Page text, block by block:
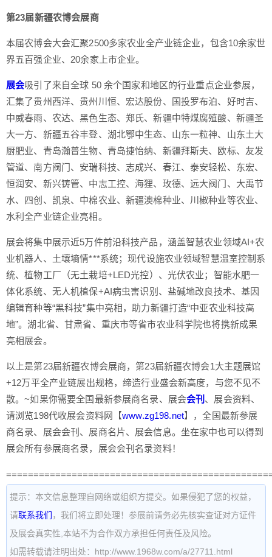
第23届新疆农博会展商
本届农博会大会汇聚2500多家农业全产业链企业，包含10余家世
界五百强企业、20余家上市企业。
展会吸引了来自全球 50 余个国家和地区的行业重点企业参展，
汇集了贵州西洋、贵州川恒、宏达股份、国投罗布泊、好时吉、
中威春雨、农达、黑色生态、郑氏、新疆中特煤腐殖酸、新疆圣
大一方、新疆五谷丰登、湖北鄂中生态、山东一粒神、山东土大
厨肥业、青岛瀚普生物、青岛捷怡纳、新疆拜斯夫、欧标、友发
管道、南方阀门、安瑞科技、志成兴、春江、泰安轻松、东宏、
恒润安、新兴铸管、中志工控、海狸、玫德、远大阀门、大禹节
水、四创、凯泉、中棉农业、新疆澳棉种业、川椒种业等农业、
水利全产业链企业亮相。
展会将集中展示近5万件前沿科技产品，涵盖智慧农业领域AI+农
业机器人、土壤墒情***系统；现代设施农业领域智慧温室控制系
统、植物工厂（无土栽培+LED光控）、光伏农业；智能水肥一
体化系统、无人机植保+AI病虫害识别、盐碱地改良技术、基因
编辑育种等“黑科技”集中亮相，助力新疆打造“中亚农业科技高
地”。湖北省、甘肃省、重庆市等省市农业科学院也将携新成果
亮相展会。
以上是第23届新疆农博会展商，第23届新疆农博会1大主题展馆
+12万平全产业链展出规格，缔造行业盛会新高度，与您不见不
散。~如果你需要全国最新参展商名录、展会会刊 、展会资料、
请浏览198代收展会资料网【www.zg198.net】，全国最新参展
商名录、展会会刊、展商名片、展会信息。坐在家中也可以得到
展会所有参展商名录，展会会刊名录资料！
提示：本文信息整理自网络或组织方提交。如果侵犯了您的权益，
请联系我们 ，我们将立即处理！参展前请务必先核实查证对方证件
及展会真实性,本站不为合作双方承担任何责任及风险。
如需转载请注明出处：http://www.1968w.com/a/27711.html